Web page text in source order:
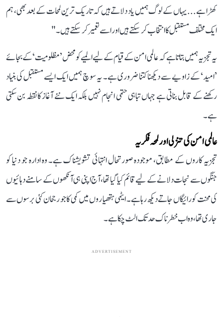
کھڑا ہے... یہاں کے لوگ ہمیں یاد دلاتے ہیں کہ تاریک ترین لمحات کے بعد بھی، ہم
ایک مختلف مستقبل کا انتخاب کر سکتے ہیں اور اسے تعمیر کر سکتے ہیں۔"
یہ تجزیہ ہمیں بتاتا ہے کہ عالمی امن کے قیام کے لیے المیے کو محض ’مظلومیت‘ کے بجائے
’امید‘ کے زاویے سے دیکھنا کتنا ضروری ہے۔ یہ سوچ ہمیں ایک ایسے مستقبل کی بنیاد
رکھنے کے قابل بناتی ہے جہاں تباہی حتمی انجام نہیں بلکہ ایک نئے آغاز کا نقطہ بن سکتی
ہے۔
عالمی امن کی تنزلی اور لمحہ فکریہ
تجزیہ کاروں کے مطابق، موجودہ صورتحال انتہائی تشویشناک ہے۔ وہ ادارہ جو دنیا کو
جنگوں سے نجات دلانے کے لیے قائم کیا گیا تھا، آج اپنی ہی آنکھوں کے سامنے دہائیوں
کی محنت کو رائیگاں جاتے دیکھ رہا ہے۔ ایٹمی ہتھیاروں میں کمی کا جو رجحان کئی برسوں سے
جاری تھا، وہ اب خطرناک حد تک الٹ چکا ہے۔
ADVERTISEMENT